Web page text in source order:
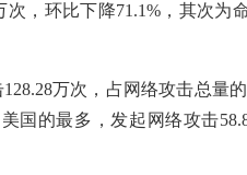
，环比下降71.1%，其次为
万次，占网络攻击总量
国的最多，发起网络攻击